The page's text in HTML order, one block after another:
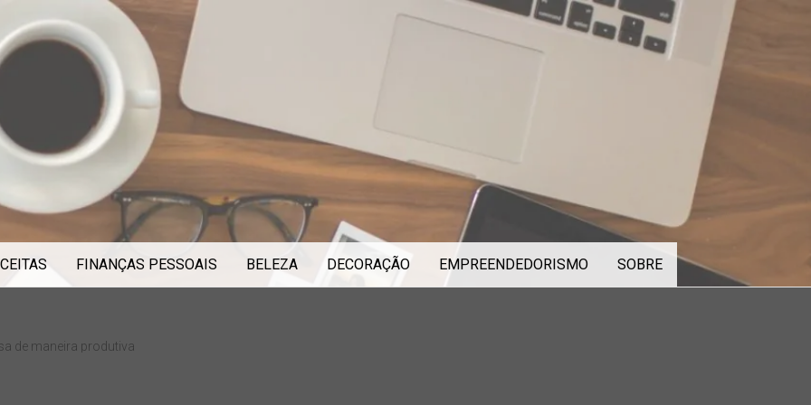
FINANÇAS PESSOAIS BELEZA DECORAÇÃO EMPREENDEDORISMO SOBRE
de maneira produtiva